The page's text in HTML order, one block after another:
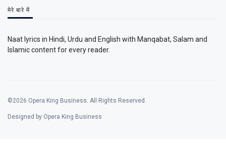
मेरे बारे में
Naat lyrics in Hindi, Urdu and English with Manqabat, Salam and
Islamic content for every reader.
©2026 Opera King Business. All Rights Reserved.
Designed by Opera King Business